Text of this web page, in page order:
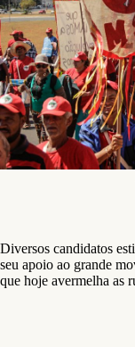
Diversos candidatos
seu apoio ao grande
que hoje avermelha as